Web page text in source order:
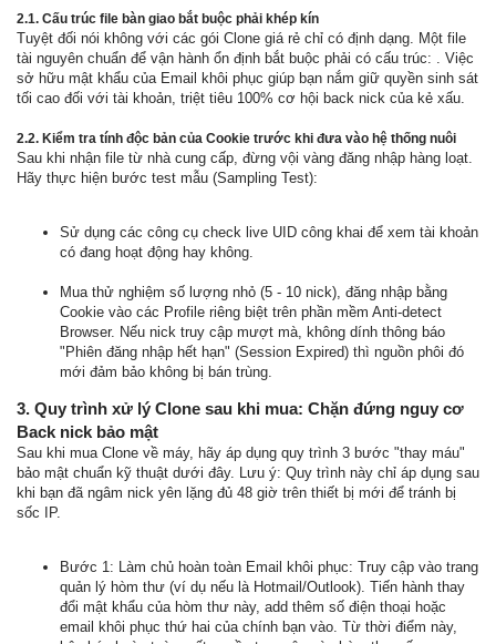
2.1. Cấu trúc file bàn giao bắt buộc phải khép kín
Tuyệt đối nói không với các gói Clone giá rẻ chỉ có định dạng. Một file
tài nguyên chuẩn để vận hành ổn định bắt buộc phải có cấu trúc: . Việc
sở hữu mật khẩu của Email khôi phục giúp bạn nắm giữ quyền sinh sát
tối cao đối với tài khoản, triệt tiêu 100% cơ hội back nick của kẻ xấu.
2.2. Kiểm tra tính độc bản của Cookie trước khi đưa vào hệ thống nuôi
Sau khi nhận file từ nhà cung cấp, đừng vội vàng đăng nhập hàng loạt.
Hãy thực hiện bước test mẫu (Sampling Test):
Sử dụng các công cụ check live UID công khai để xem tài khoản
có đang hoạt động hay không.
Mua thử nghiệm số lượng nhỏ (5 - 10 nick), đăng nhập bằng
Cookie vào các Profile riêng biệt trên phần mềm Anti-detect
Browser. Nếu nick truy cập mượt mà, không dính thông báo
"Phiên đăng nhập hết hạn" (Session Expired) thì nguồn phôi đó
mới đảm bảo không bị bán trùng.
3. Quy trình xử lý Clone sau khi mua: Chặn đứng nguy cơ
Back nick bảo mật
Sau khi mua Clone về máy, hãy áp dụng quy trình 3 bước "thay máu"
bảo mật chuẩn kỹ thuật dưới đây. Lưu ý: Quy trình này chỉ áp dụng sau
khi bạn đã ngâm nick yên lặng đủ 48 giờ trên thiết bị mới để tránh bị
sốc IP.
Bước 1: Làm chủ hoàn toàn Email khôi phục: Truy cập vào trang
quản lý hòm thư (ví dụ nếu là Hotmail/Outlook). Tiến hành thay
đổi mật khẩu của hòm thư này, add thêm số điện thoại hoặc
email khôi phục thứ hai của chính bạn vào. Từ thời điểm này,